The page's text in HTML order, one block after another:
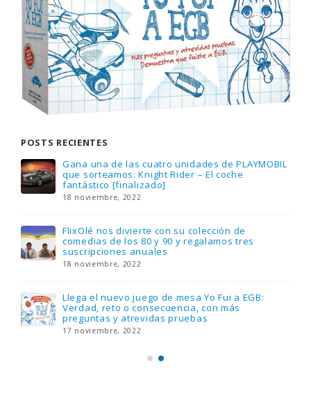
POSTS RECIENTES
Gana una de las cuatro unidades de PLAYMOBIL
que sorteamos: Knight Rider – El coche
fantástico [finalizado]
18 noviembre, 2022
FlixOlé nos divierte con su colección de
comedias de los 80 y 90 y regalamos tres
suscripciones anuales
18 noviembre, 2022
Llega el nuevo juego de mesa Yo Fui a EGB:
Verdad, reto o consecuencia, con más
preguntas y atrevidas pruebas
17 noviembre, 2022